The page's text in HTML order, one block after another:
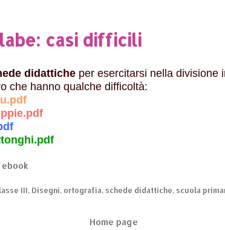
casi difficili
didattiche per esercitarsi nella divisione
che hanno qualche difficoltà:
III, Disegni, ortografia, schede didattiche, scuola
Home page